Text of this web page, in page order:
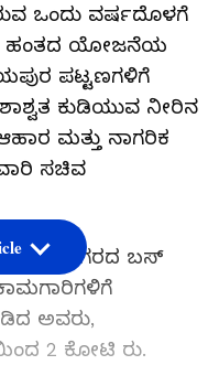
ಒಂದು ವರ್ಷದೊಳಗೆ
ಹಂತದ ಯೋಜನೆಯ
ಪಟ್ಟಣಗಳಿಗೆ
ಕುಡಿಯುವ ನೀರಿನ
ಮತ್ತು ನಾಗರಿಕ
ಸಚಿವ
ನಗರದ ಬಸ್
ಅವರು,
2 ಕೋಟಿ ರು.